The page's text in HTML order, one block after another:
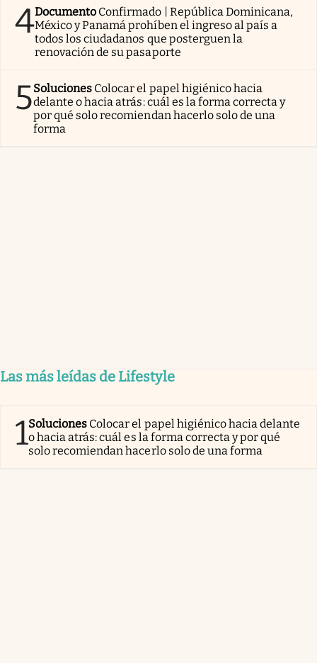
4Documento Confirmado | República Dominicana,
México y Panamá prohíben el ingreso al país a
todos los ciudadanos que posterguen la
renovación de su pasaporte
5Soluciones Colocar el papel higiénico hacia
delante o hacia atrás: cuál es la forma correcta y
por qué solo recomiendan hacerlo solo de una
forma
Las más leídas de Lifestyle
1Soluciones Colocar el papel higiénico hacia delante
o hacia atrás: cuál es la forma correcta y por qué
solo recomiendan hacerlo solo de una forma